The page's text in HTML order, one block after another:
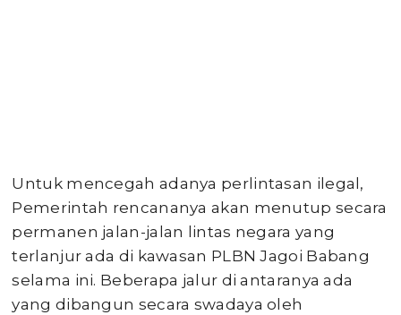
Untuk mencegah adanya perlintasan ilegal,
Pemerintah rencananya akan menutup secara
permanen jalan-jalan lintas negara yang
terlanjur ada di kawasan PLBN Jagoi Babang
selama ini. Beberapa jalur di antaranya ada
yang dibangun secara swadaya oleh